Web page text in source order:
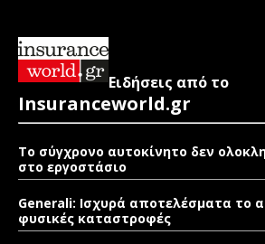
Ειδήσεις από το
Insuranceworld.gr
Το σύγχρονο αυτοκίνητο δεν
στο εργοστάσιο
Generali: Ισχυρά αποτελέσματα το
φυσικές καταστροφές